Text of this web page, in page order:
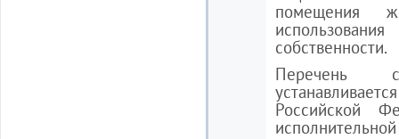
помещения
собственности.
Перечень
Российской